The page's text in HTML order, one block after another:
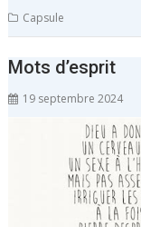
Capsule
Mots d’esprit
19 septembre 2024